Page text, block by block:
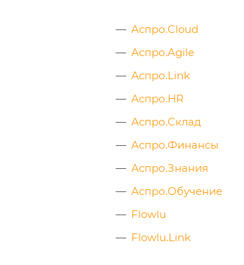
Аспро.Cloud
Аспро.Agile
Аспро.Link
Аспро.HR
Аспро.Склад
Аспро.Финансы
Аспро.Знания
Аспро.Обучение
Flowlu
Flowlu.Link